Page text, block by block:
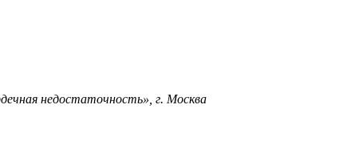
недостаточность», г. Москва